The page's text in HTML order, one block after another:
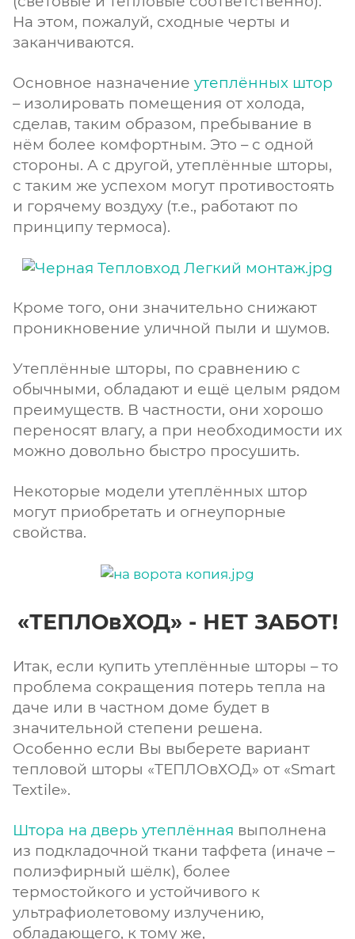
На этом, пожалуй, сходные черты и
заканчиваются.
Основное назначение утеплённых штор
– изолировать помещения от холода,
сделав, таким образом, пребывание в
нём более комфортным. Это – с одной
стороны. А с другой, утеплённые шторы,
с таким же успехом могут противостоять
и горячему воздуху (т.е., работают по
принципу термоса).
Кроме того, они значительно снижают
проникновение уличной пыли и шумов.
Утеплённые шторы, по сравнению с
обычными, обладают и ещё целым рядом
преимуществ. В частности, они хорошо
переносят влагу, а при необходимости их
можно довольно быстро просушить.
Некоторые модели утеплённых штор
могут приобретать и огнеупорные
свойства.
«ТЕПЛОвХОД» - НЕТ ЗАБОТ!
Итак, если купить утеплённые шторы – то
проблема сокращения потерь тепла на
даче или в частном доме будет в
значительной степени решена.
Особенно если Вы выберете вариант
тепловой шторы «ТЕПЛОвХОД» от «Smart
Textile».
Штора на дверь утеплённая выполнена
из подкладочной ткани таффета (иначе –
полиэфирный шёлк), более
термостойкого и устойчивого к
ультрафиолетовому излучению,
обладающего, к тому же,